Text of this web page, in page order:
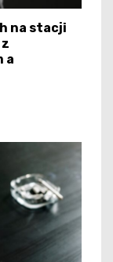
na stacji
a